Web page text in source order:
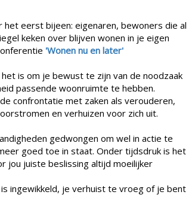
eerst bijeen: eigenaren, bewoners die al
keken over blijven wonen in je eigen
'Wonen nu en later'
is om je bewust te zijn van de noodzaak
passende woonruimte te hebben.
confrontatie met zaken als verouderen,
en verhuizen voor zich uit.
gedwongen om wel in actie te
goed toe in staat. Onder tijdsdruk is het
jou juiste beslissing altijd moeilijker
ingewikkeld, je verhuist te vroeg of je bent